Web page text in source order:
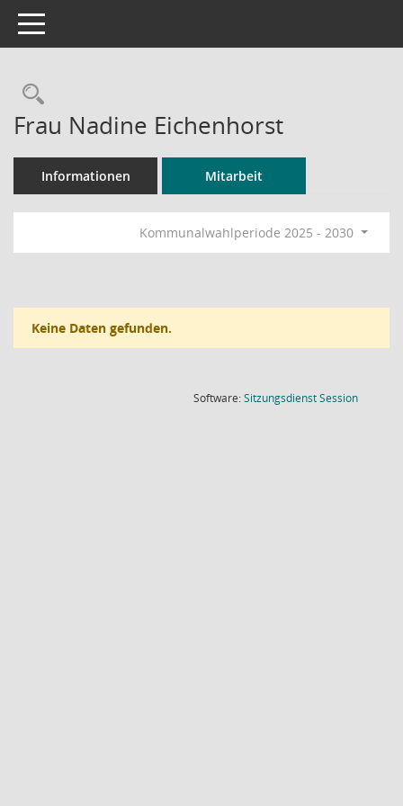
Toggle navigation
Rechercheauswahl
Frau Nadine Eichenhorst
Informationen Mitarbeit
Kommunalwahlperiode 2025 - 2030
Keine Daten gefunden.
Software:SitzungsdienstSession(Wird in